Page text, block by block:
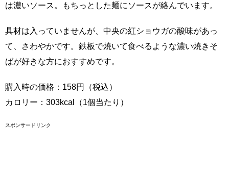
は濃いソース。もちっとした麺にソースが絡んでいます。
具材は入っていませんが、中央の紅ショウガの酸味があっ
て、さわやかです。鉄板で焼いて食べるような濃い焼きそ
ばが好きな方におすすめです。
購入時の価格：158円（税込）
カロリー：303kcal（1個当たり）
スポンサードリンク